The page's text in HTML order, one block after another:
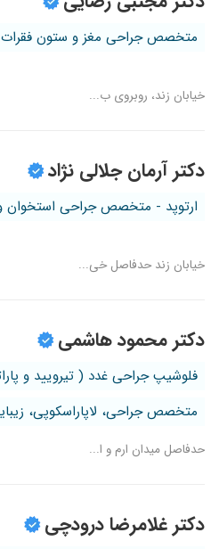
متخصص جراحی مغز و ستون فقرات
خیابان زند، روبروی ب...
دکتر آرمان جلالی نژاد
ارتوپد - متخصص جراحی استخوان
خیابان زند حدفاصل خی...
دکتر محمود هاشمی
فلوشیپ جراحی غدد ( تیرویید و
متخصص جراحی، لاپاراسکوپی،
حدفاصل میدان ارم و ا...
دکتر غلامرضا درودچی